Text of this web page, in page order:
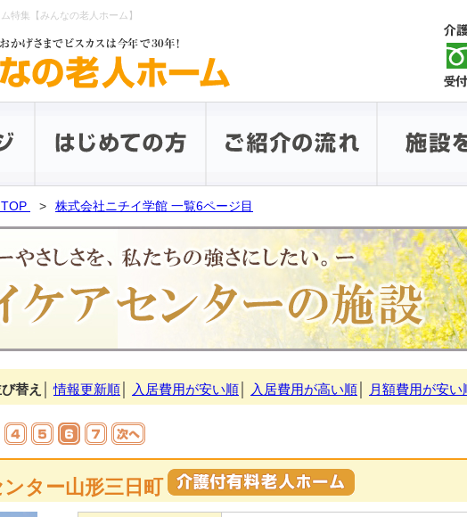
特集【みんなの老人ホーム】
株式会社ニチイ学館 一覧6ページ目
替え │情報更新順 入居費用が安い順 入居費用が高い順 月額費用が安い
ター山形三日町